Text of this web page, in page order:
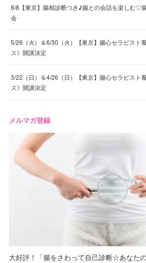
8/8【東京】腸相診断つき♪腸との会話を楽しむ♡
会
5/26（火）＆6/30（火）【東京】腸心セラピスト
ス》開講決定
3/22（日）＆4/26（日）【東京】腸心セラピスト
ス》開講決定
メルマガ登録
大好評！「腸をさわって自己診断☆あなた